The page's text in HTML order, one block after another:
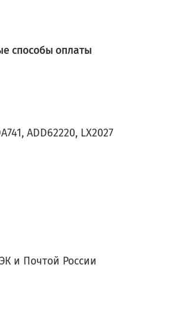
способы оплаты
ADD62220, LX2027
и Почтой России